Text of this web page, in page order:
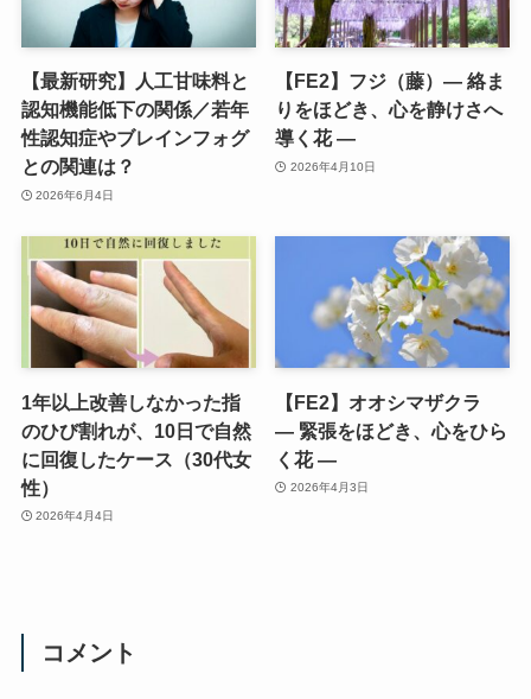
【最新研究】人工甘味料と
認知機能低下の関係／若年
性認知症やブレインフォグ
との関連は？
2026年6月4日
【FE2】フジ（藤）― 絡ま
りをほどき、心を静けさへ
導く花 ―
2026年4月10日
1年以上改善しなかった指
のひび割れが、10日で自然
に回復したケース（30代女
性）
2026年4月4日
【FE2】オオシマザクラ
― 緊張をほどき、心をひら
く花 ―
2026年4月3日
コメント